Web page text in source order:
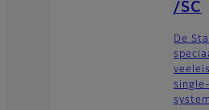
/SC
De